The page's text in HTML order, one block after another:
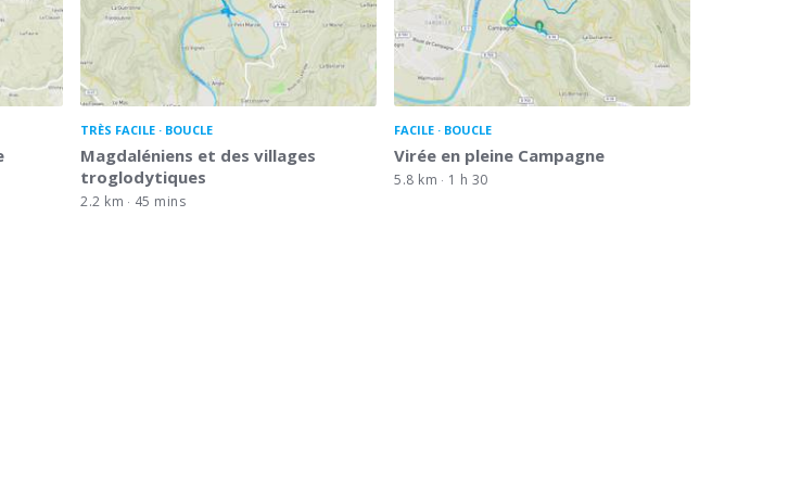
TRÈS FACILE BOUCLE
Magdaléniens et des villages
troglodytiques
2.2 km 45 mins
FACILE BOUCLE
Virée en pleine Campagne
5.8 km 1 h 30